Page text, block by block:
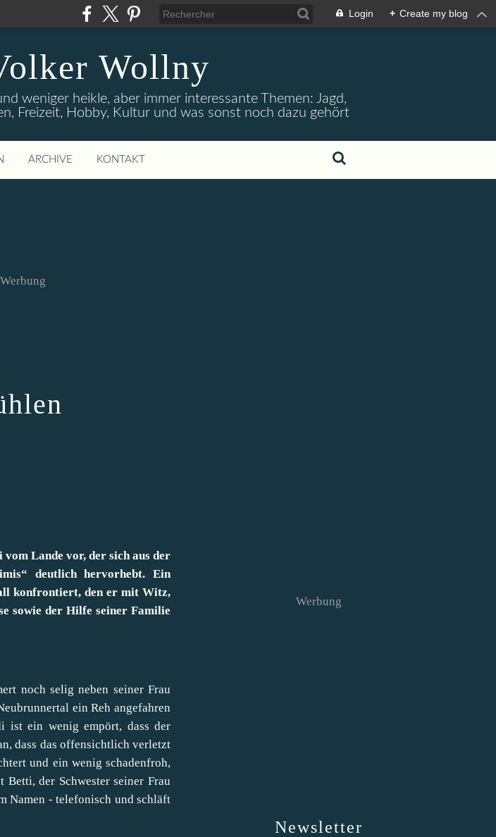
Login + Create my blog
Wollny
weniger heikle, aber immer interessante Themen: Jagd,
Freizeit, Hobby, Kultur und was sonst noch dazu gehört
ARCHIVE KONTAKT
Werbung
Lande vor, der sich aus der
deutlich hervorhebt. Ein
konfrontiert, den er mit Witz,
sowie der Hilfe seiner Familie
noch selig neben seiner Frau
ein Reh angefahren
ist ein wenig empört, dass der
dass das offensichtlich verletzt
und ein wenig schadenfroh,
Betti, der Schwester seiner Frau
Namen - telefonisch und schläft
Newsletter
Werbung